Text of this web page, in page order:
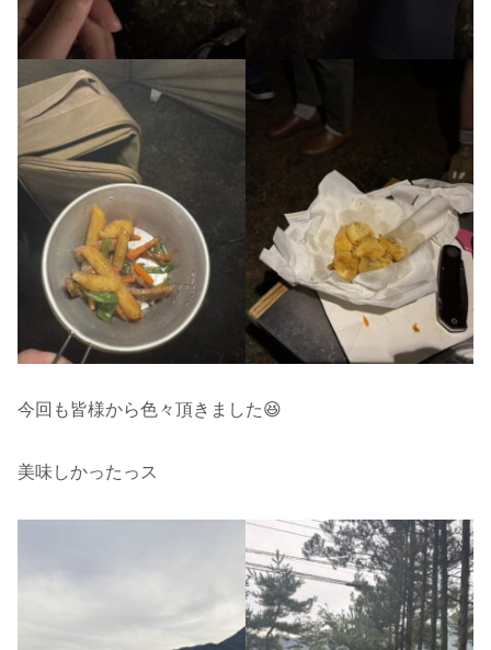
今回も皆様から色々頂きました😆
美味しかったっス